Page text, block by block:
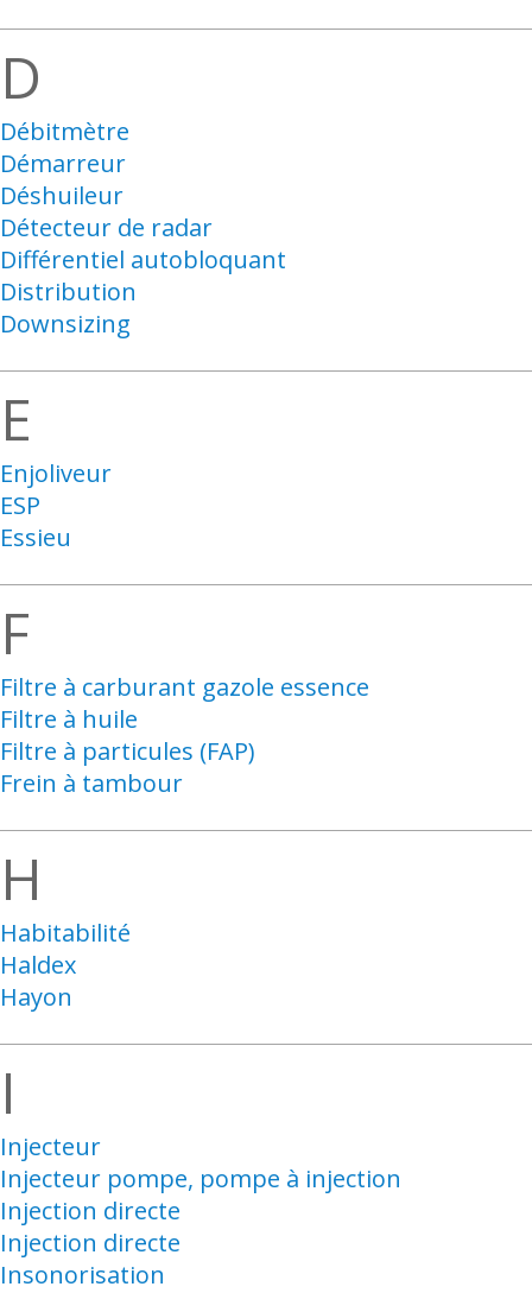
D
Débitmètre
Démarreur
Déshuileur
Détecteur de radar
Différentiel autobloquant
Distribution
Downsizing
E
Enjoliveur
ESP
Essieu
F
Filtre à carburant gazole essence
Filtre à huile
Filtre à particules (FAP)
Frein à tambour
H
Habitabilité
Haldex
Hayon
I
Injecteur
Injecteur pompe, pompe à injection
Injection directe
Injection directe
Insonorisation